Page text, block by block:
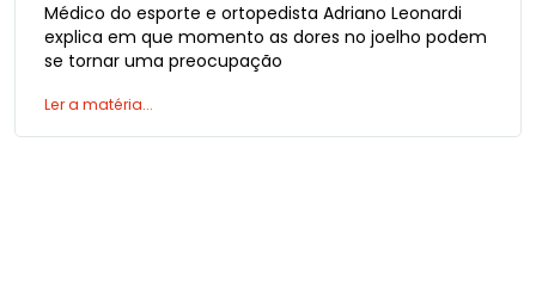
Médico do esporte e ortopedista Adriano Leonardi
explica em que momento as dores no joelho podem
se tornar uma preocupação
Ler a matéria...